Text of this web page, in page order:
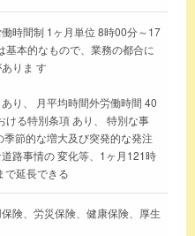
時間制 1ヶ月単位 8時00分～17
基本的なもので、業務の都合に
りま す
り、 月平均時間外労働時間 40
ける特別条項 あり、 特別な事
節的な増大及び突発的な発注
路事情の 変化等、1ヶ月121時
で延長できる
険、労災保険、健康保険、厚生